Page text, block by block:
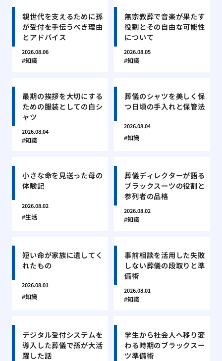
親世代を支えるために孫
が受付を手伝うべき理由
とアドバイス
2026.08.06
知識
無宗教葬で音楽が果たす
役割とその自由な可能性
について
2026.08.05
知識
最期の挨拶を大切にする
ための服装としての白シ
ャツ
2026.08.04
知識
葬儀のシャツを美しく保
つ日頃の手入れと保管法
2026.08.04
知識
小さな命を見送った母の
体験記
2026.08.02
生活
葬儀ディレクターが語る
ブラックスーツの役割と
参列者の品格
2026.08.02
知識
短い命が家族に遺してく
れたもの
2026.08.01
知識
事前相談を活用した失敗
しない葬儀の段取りと準
備術
2026.08.01
知識
デジタル受付システムを
導入した葬儀で孫が大活
躍した話
学生から社会人へ移り変
わる時期のブラックスー
ツ準備術